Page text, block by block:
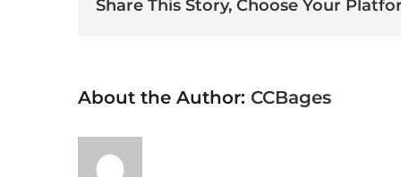
Share This Story, Choose Your
About the Author: CCBages